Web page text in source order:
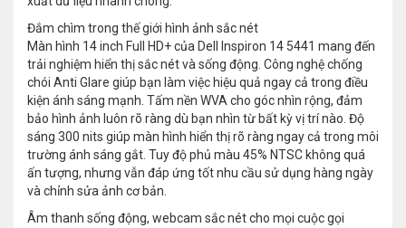
Đắm chìm trong thế giới hình ảnh sắc nét
Màn hình 14 inch Full HD+ của Dell Inspiron 14 5441 mang đến
trải nghiệm hiển thị sắc nét và sống động. Công nghệ chống
chói Anti Glare giúp bạn làm việc hiệu quả ngay cả trong điều
kiện ánh sáng mạnh. Tấm nền WVA cho góc nhìn rộng, đảm
bảo hình ảnh luôn rõ ràng dù bạn nhìn từ bất kỳ vị trí nào. Độ
sáng 300 nits giúp màn hình hiển thị rõ ràng ngay cả trong môi
trường ánh sáng gắt. Tuy độ phủ màu 45% NTSC không quá
ấn tượng, nhưng vẫn đáp ứng tốt nhu cầu sử dụng hàng ngày
và chỉnh sửa ảnh cơ bản.
Âm thanh sống động, webcam sắc nét cho mọi cuộc gọi